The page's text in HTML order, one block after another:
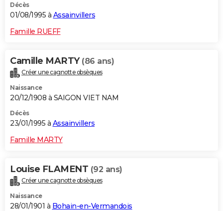
Décès
01/08/1995 à Assainvillers
Famille RUEFF
Camille MARTY (86 ans)
Créer une cagnotte obsèques
Naissance
20/12/1908 à SAIGON VIET NAM
Décès
23/01/1995 à Assainvillers
Famille MARTY
Louise FLAMENT (92 ans)
Créer une cagnotte obsèques
Naissance
28/01/1901 à Bohain-en-Vermandois